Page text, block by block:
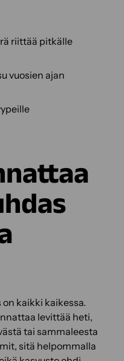
riittää pitkälle
vuosien ajan
kaikki kaikessa.
levittää heti,
tai sammaleesta
sitä helpommalla